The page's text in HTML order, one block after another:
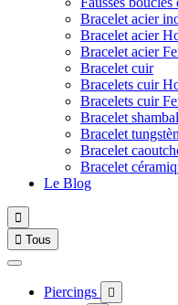
Bracelet acier
Bracelet acier
Bracelet acier
Bracelet cuir
Bracelets cuir
Bracelets cuir
Bracelet
Bracelet
Bracelet
Bracelet
Le Blog

 Tous
Piercings 